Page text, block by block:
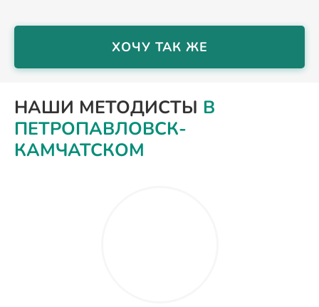
ХОЧУ ТАК ЖЕ
НАШИ МЕТОДИСТЫ В
ПЕТРОПАВЛОВСК-
КАМЧАТСКОМ